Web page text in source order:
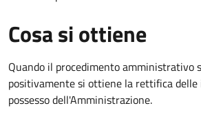
Cosa si ottiene
Quando il procedimento amministrativo
positivamente si ottiene la rettifica
possesso dell'Amministrazione.